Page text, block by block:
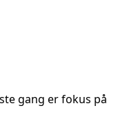
gang er fokus på